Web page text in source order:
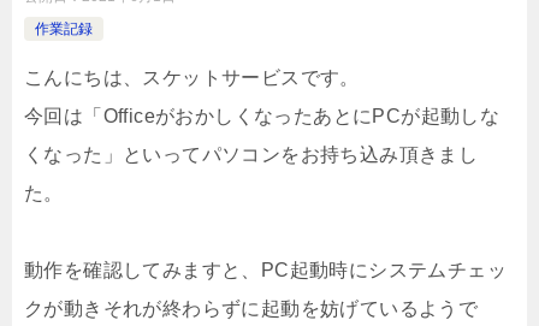
作業記録
こんにちは、スケットサービスです。
今回は「OfficeがおかしくなったあとにPCが起動しな
くなった」といってパソコンをお持ち込み頂きまし
た。
動作を確認してみますと、PC起動時にシステムチェッ
クが動きそれが終わらずに起動を妨げているようで